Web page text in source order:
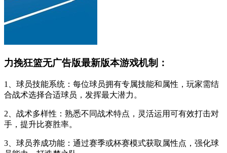
力挽狂篮无广告版最新版本游戏机制：
1、球员技能系统：每位球员拥有专属技能和属性，玩家需结
合战术选择合适球员，发挥最大潜力。
2、战术多样性：熟悉不同战术特点，灵活运用可有效打击对
手，提升比赛胜率。
3、球员养成功能：通过赛季或杯赛模式获取属性点，强化球